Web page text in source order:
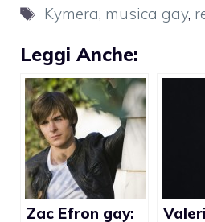
Tag
Kymera, musica gay,
Leggi Anche:
Zac Efron gay: